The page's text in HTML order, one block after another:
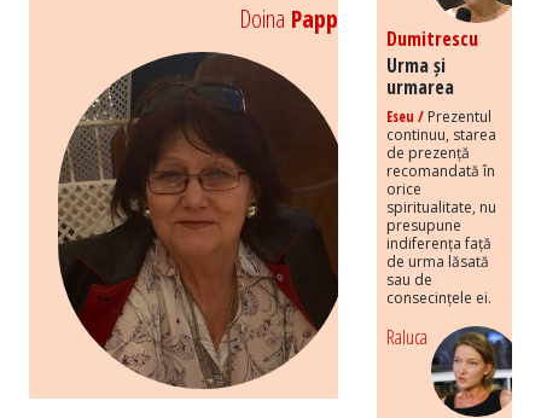
Doina Papp
Dumitrescu
Urma și
urmarea
Eseu / Prezentul
continuu, starea
de prezență
recomandată în
orice
spiritualitate, nu
presupune
indiferența față
de urma lăsată
sau de
consecințele ei.
Raluca